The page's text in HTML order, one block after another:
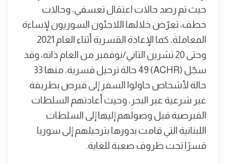
حيث تم رصد حالات اعتقال تعسفي، وحالات
خطف، تعرّض خلالها اللاجئون السوريون لإساءة
المعاملة، كما الإعادة القسرية أثناء العام 2021
وحتى 20 تشرين الثاني/نوفمبر من العام ذاته، وقد
سجّل (ACHR) 49 حالة ترحيل قسرية، منها 33
حالة لأشخاص حاولوا السفر إلى قبرص بطريقة
غير شرعية عبر البحر، وحيث أعادتهم السلطات
القبرصية قبل وصولهم إليها إلى السلطات
اللبنانية التي قامت بدورها بترحيلهم إلى سوريا
قسرًا تحت ظروف صعبة للغاية.